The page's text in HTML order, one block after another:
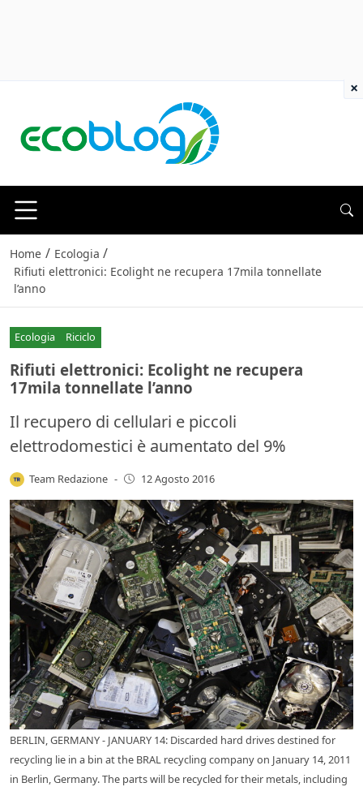
Home / Ecologia /
Rifiuti elettronici: Ecolight ne recupera 17mila tonnellate
l’anno
Ecologia Riciclo
Rifiuti elettronici: Ecolight ne recupera
17mila tonnellate l’anno
Il recupero di cellulari e piccoli
elettrodomestici è aumentato del 9%
Team Redazione - 12 Agosto 2016
BERLIN, GERMANY - JANUARY 14: Discarded hard drives destined for
recycling lie in a bin at the BRAL recycling company on January 14, 2011
in Berlin, Germany. The parts will be recycled for their metals, including
×